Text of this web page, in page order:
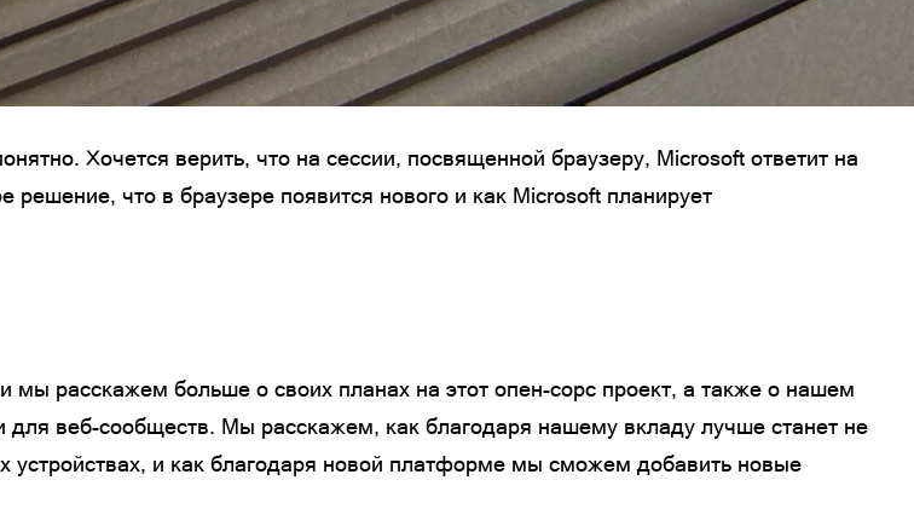
Хочется верить, что на сессии, посвященной браузеру, Microsoft ответит на
что в браузере появится нового и как Microsoft планирует
расскажем больше о своих планах на этот опен-сорс проект, а также о нашем
веб-сообществ. Мы расскажем, как благодаря нашему вкладу лучше станет не
устройствах, и как благодаря новой платформе мы сможем добавить новые